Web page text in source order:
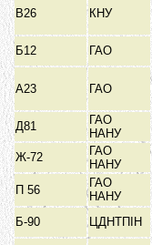
В26 КНУ
Б12
ГАО
А23 ГАО
Д81
ГАО
НАНУ
Ж-72
ГАО
НАНУ
П 56
ГАО
НАНУ
Б-90
ЦДНТПІН